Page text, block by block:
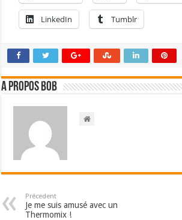
LinkedIn Tumblr
A propos bOb
Précedent
Je me suis amusé avec un
Thermomix !